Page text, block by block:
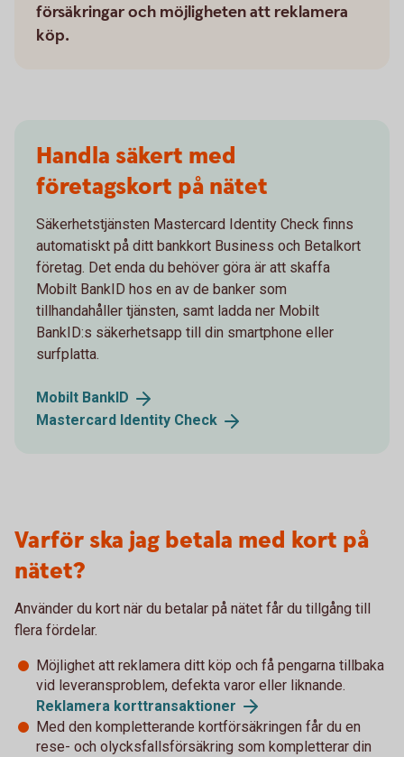
försäkringar och möjligheten att reklamera
köp.
Handla säkert med
företagskort på nätet
Säkerhetstjänsten Mastercard Identity Check finns
automatiskt på ditt bankkort Business och Betalkort
företag. Det enda du behöver göra är att skaffa
Mobilt BankID hos en av de banker som
tillhandahåller tjänsten, samt ladda ner Mobilt
BankID:s säkerhetsapp till din smartphone eller
surfplatta.
Mobilt BankID
Mastercard Identity Check
Varför ska jag betala med kort på
nätet?
Använder du kort när du betalar på nätet får du tillgång till
flera fördelar.
Möjlighet att reklamera ditt köp och få pengarna tillbaka
vid leveransproblem, defekta varor eller liknande.
Reklamera korttransaktioner
Med den kompletterande kortförsäkringen får du en
rese- och olycksfallsförsäkring som kompletterar din